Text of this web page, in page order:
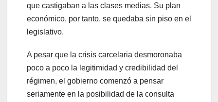
que castigaban a las clases medias. Su plan
económico, por tanto, se quedaba sin piso en el
legislativo.
A pesar que la crisis carcelaria desmoronaba
poco a poco la legitimidad y credibilidad del
régimen, el gobierno comenzó a pensar
seriamente en la posibilidad de la consulta